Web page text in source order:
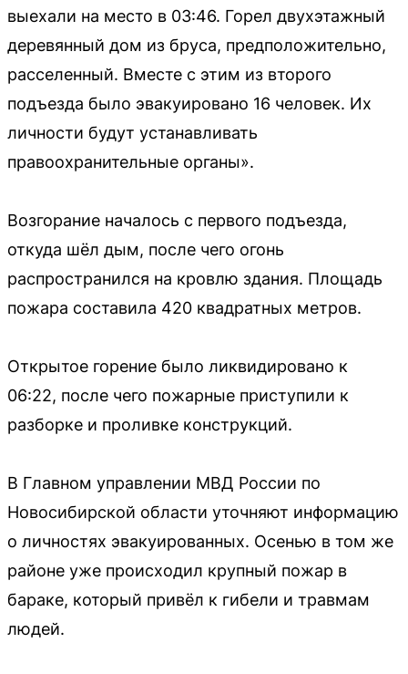
выехали на место в 03:46. Горел двухэтажный
деревянный дом из бруса, предположительно,
расселенный. Вместе с этим из второго
подъезда было эвакуировано 16 человек. Их
личности будут устанавливать
правоохранительные органы».
Возгорание началось с первого подъезда,
откуда шёл дым, после чего огонь
распространился на кровлю здания. Площадь
пожара составила 420 квадратных метров.
Открытое горение было ликвидировано к
06:22, после чего пожарные приступили к
разборке и проливке конструкций.
В Главном управлении МВД России по
Новосибирской области уточняют информацию
о личностях эвакуированных. Осенью в том же
районе уже происходил крупный пожар в
бараке, который привёл к гибели и травмам
людей.